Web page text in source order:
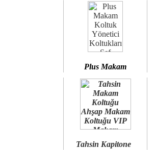
Plus Makam
Tahsin Kapitone